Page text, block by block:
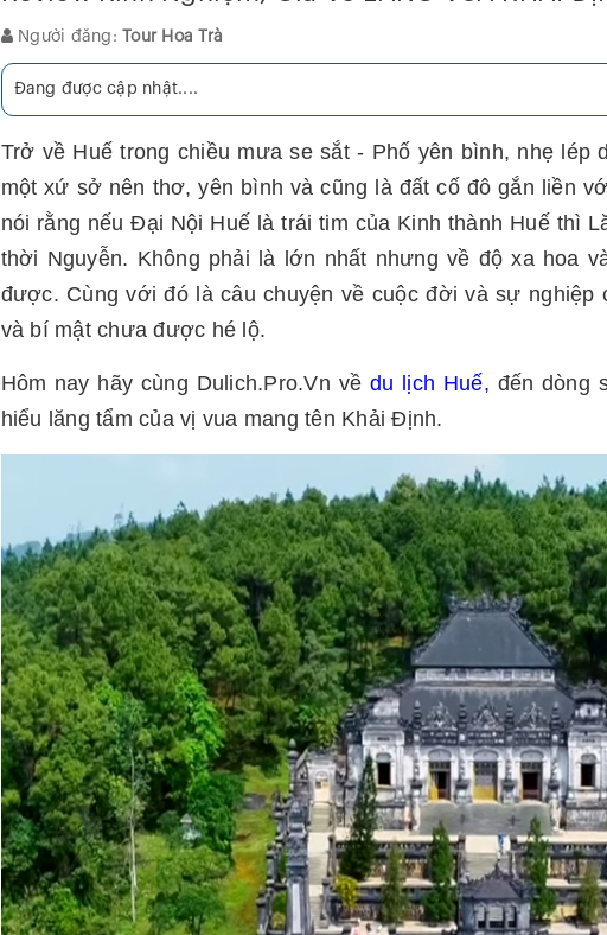
Người đăng: Tour Hoa Trà
Đang được cập nhật....
Trở về Huế trong chiều mưa se sắt - Phố yên bình, nhẹ
một xứ sở nên thơ, yên bình và cũng là đất cố đô gắn liền
nói rằng nếu Đại Nội Huế là trái tim của Kinh thành Huế thì
thời Nguyễn. Không phải là lớn nhất nhưng về độ xa hoa
được. Cùng với đó là câu chuyện về cuộc đời và sự nghiệp
và bí mật chưa được hé lộ.
Hôm nay hãy cùng Dulich.Pro.Vn về du lịch Huế, đến dòng
hiểu lăng tẩm của vị vua mang tên Khải Định.